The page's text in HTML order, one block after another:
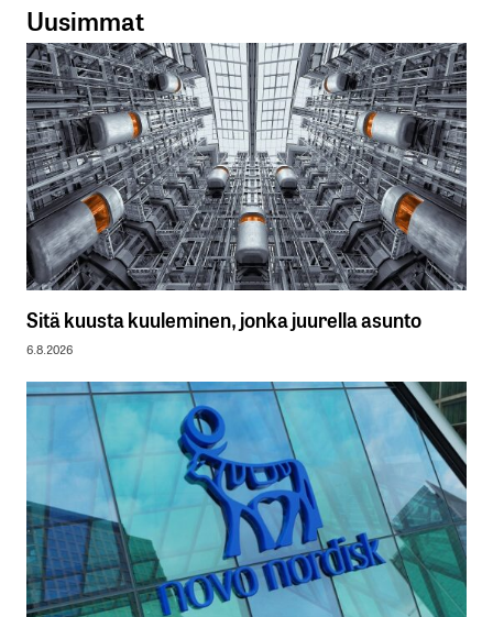
Uusimmat
Sitä kuusta kuuleminen, jonka juurella asunto
6.8.2026